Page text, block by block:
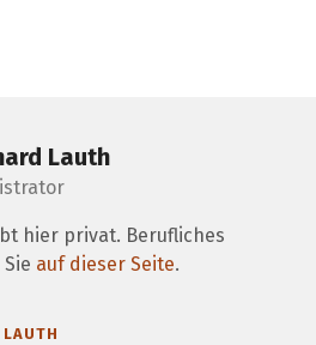
Lauth
hier privat. Berufliches
auf dieser Seite.